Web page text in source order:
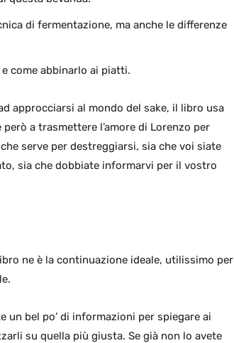
di fermentazione, ma anche le differenze
come abbinarlo ai piatti.
approcciarsi al mondo del sake, il libro usa
a trasmettere l’amore di Lorenzo per
serve per destreggiarsi, sia che voi siate
sia che dobbiate informarvi per il vostro
ne è la continuazione ideale, utilissimo per
un bel po’ di informazioni per spiegare ai
su quella più giusta. Se già non lo avete